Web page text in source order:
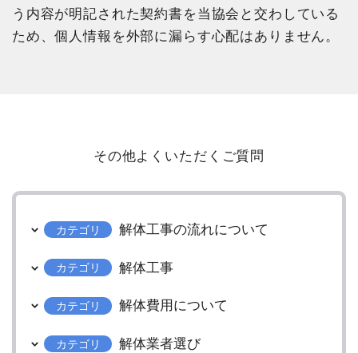
う内容が明記された契約書を当協会と交わしている
ため、個人情報を外部に漏らす心配はありません。
その他よくいただくご質問
カテゴリ 解体工事の流れについて
カテゴリ 解体工事
カテゴリ 解体費用について
カテゴリ 解体業者選び